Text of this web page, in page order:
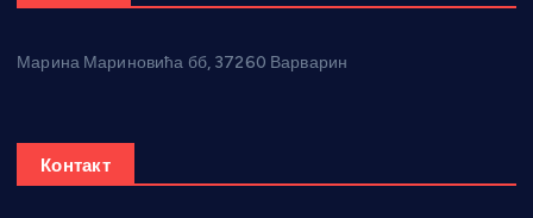
Марина Мариновића бб, 37260 Варварин
Контакт